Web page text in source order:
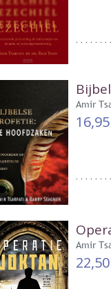
Amir
16,95
Amir
22,50